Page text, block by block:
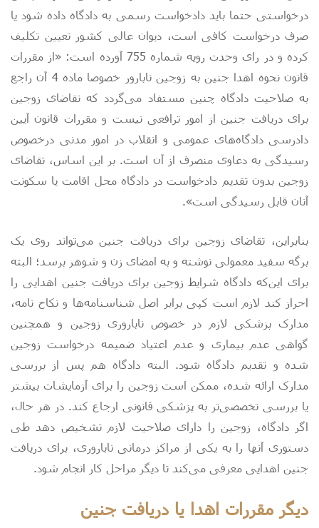
درخواستی حتما باید دادخواست رسمی به دادگاه داده شود یا
صرف درخواست کافی است، دیوان عالی کشور تعیین تکلیف
کرده و در رای وحدت رویه شماره 755 آورده است: «از مقررات
قانون نحوه اهدا جنین به زوجین نابارور خصوصا ماده 4 آن راجع
به صلاحیت دادگاه چنین مستفاد می‌گردد که تقاضای زوجین
برای دریافت جنین از امور ترافعی نیست و مقررات قانون آیین
دادرسی دادگاه‌های عمومی و انقلاب در امور مدنی درخصوص
رسیدگی به دعاوی منصرف از آن است. بر این اساس، تقاضای
زوجین بدون تقدیم دادخواست در دادگاه محل اقامت یا سکونت
آنان قابل رسیدگی است».
بنابراین، تقاضای زوجین برای دریافت جنین می‌تواند روی یک
برگه سفید معمولی نوشته و به امضای زن و شوهر برسد؛ البته
برای این‌که دادگاه شرایط زوجین برای دریافت جنین اهدایی را
احراز کند لازم است کپی برابر اصل شناسنامه‌ها و نکاح نامه،
مدارک پزشکی لازم در خصوص ناباروری زوجین و همچنین
گواهی عدم بیماری و عدم اعتیاد ضمیمه درخواست زوجین
شده و تقدیم دادگاه شود. البته دادگاه هم پس از بررسی
مدارک ارائه شده، ممکن است زوجین را برای آزمایشات بیشتر
یا بررسی تخصصی‌تر به پزشکی قانونی ارجاع کند. در هر حال،
اگر دادگاه، زوجین را دارای صلاحیت لازم تشخیص دهد طی
دستوری آنها را به یکی از مراکز درمانی ناباروری، برای دریافت
جنین اهدایی معرفی می‌کند تا دیگر مراحل کار انجام شود.
دیگر مقررات اهدا یا دریافت جنین